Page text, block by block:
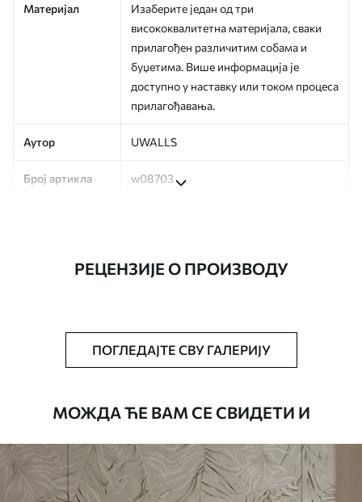
Материјал
Изаберите један од три
висококвалитетна материјала, сваки
прилагођен различитим собама и
буџетима. Више информација је
доступно у наставку или током процеса
прилагођавања.
Аутор UWALLS
Број артикла w08703
Тапета се може нежно очистити меким
сунђером. Позадине са завршном
водом.
Доступни материјали
РЕЦЕНЗИЈЕ О ПРОИЗВОДУ
ПОГЛЕДАЈТЕ СВУ ГАЛЕРИЈУ
МОЖДА ЋЕ ВАМ СЕ СВИДЕТИ И